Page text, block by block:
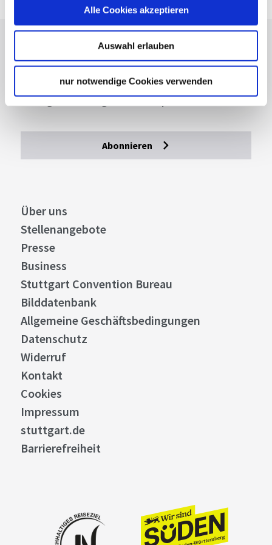
Alle Cookies akzeptieren
Auswahl erlauben
nur notwendige Cookies verwenden
Lassen Sie sich inspirieren!
Highlights und aktuellen Angeboten in
Stuttgart und Region immer up-to-date.
Abonnieren
Über uns
Stellenangebote
Presse
Business
Stuttgart Convention Bureau
Bilddatenbank
Allgemeine Geschäftsbedingungen
Datenschutz
Widerruf
Kontakt
Cookies
Impressum
stuttgart.de
Barrierefreiheit